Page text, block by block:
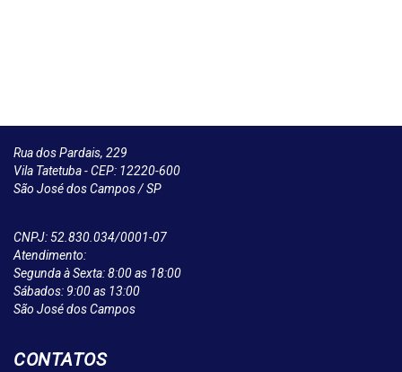
Rua dos Pardais, 229
Vila Tatetuba - CEP: 12220-600
São José dos Campos / SP
CNPJ: 52.830.034/0001-07
Atendimento:
Segunda à Sexta: 8:00 as 18:00
Sábados: 9:00 as 13:00
São José dos Campos
CONTATOS